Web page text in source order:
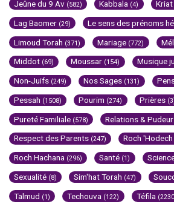
Jeûne du 9 Av (582) Kabbala (4) Kriat
Lag Baomer (29) Le sens des prénoms
Limoud Torah (371) Mariage (772)
Middot (69) Moussar (154) Musique
Non-Juifs (249) Nos Sages (131)
Pessah (1508) Pourim (274) Prières
Pureté Familiale (578) Relations & Pudeur
Respect des Parents (247) Roch 'Hodech
Roch Hachana (296) Santé (1)
Sexualité (8) Sim'hat Torah (47)
Talmud (1) Techouva (122) Téfila